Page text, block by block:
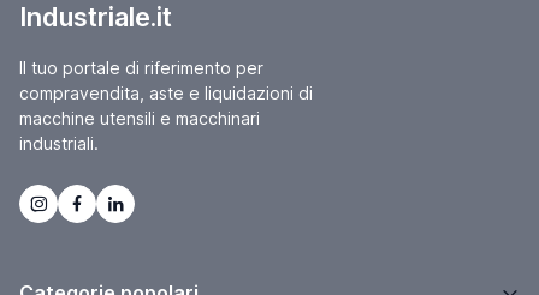
Industriale.it
Il tuo portale di riferimento per
compravendita, aste e liquidazioni di
macchine utensili e macchinari
industriali.